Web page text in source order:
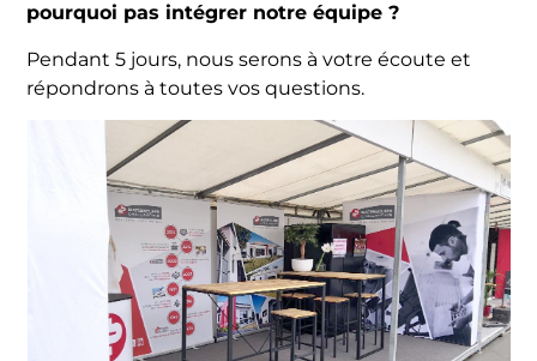
pourquoi pas intégrer notre équipe ?
Pendant 5 jours, nous serons à votre écoute et
répondrons à toutes vos questions.